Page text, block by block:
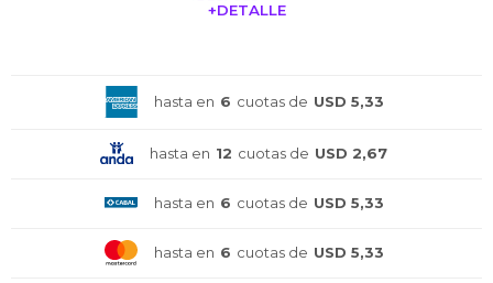
+DETALLE
hasta en 6 cuotas de USD 5,33
hasta en 12 cuotas de USD 2,67
hasta en 6 cuotas de USD 5,33
hasta en 6 cuotas de USD 5,33